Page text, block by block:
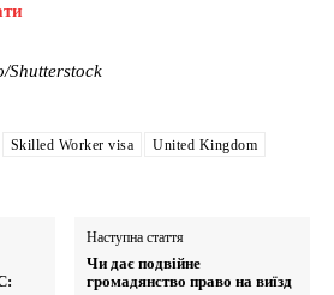
Shutterstock
Skilled Worker visa
United Kingdom
Наступна стаття
Чи дає подвійне
громадянство право на виїзд